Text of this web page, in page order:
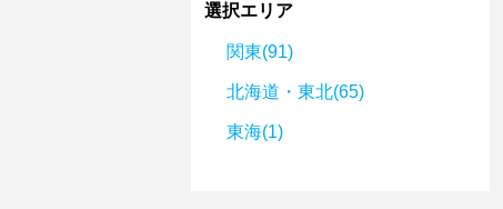
選択エリア
関東(91)
北海道・東北(65)
東海(1)